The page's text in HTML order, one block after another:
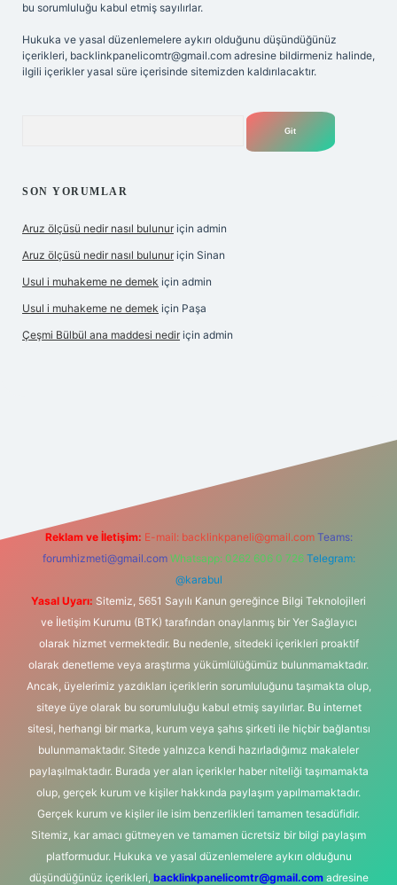
bu sorumluluğu kabul etmiş sayılırlar.
Hukuka ve yasal düzenlemelere aykırı olduğunu düşündüğünüz
içerikleri, backlinkpanelicomtr@gmail.com adresine bildirmeniz halinde,
ilgili içerikler yasal süre içerisinde sitemizden kaldırılacaktır.
SON YORUMLAR
Aruz ölçüsü nedir nasıl bulunur için admin
Aruz ölçüsü nedir nasıl bulunur için Sinan
Usul i muhakeme ne demek için admin
Usul i muhakeme ne demek için Paşa
Çeşmi Bülbül ana maddesi nedir için admin
Reklam ve İletişim: E-mail: backlinkpaneli@gmail.com Teams:
forumhizmeti@gmail.com Whatsapp: 0262 606 0 726 Telegram:
@karabul
Yasal Uyarı: Sitemiz, 5651 Sayılı Kanun gereğince Bilgi Teknolojileri
ve İletişim Kurumu (BTK) tarafından onaylanmış bir Yer Sağlayıcı
olarak hizmet vermektedir. Bu nedenle, sitedeki içerikleri proaktif
olarak denetleme veya araştırma yükümlülüğümüz bulunmamaktadır.
Ancak, üyelerimiz yazdıkları içeriklerin sorumluluğunu taşımakta olup,
siteye üye olarak bu sorumluluğu kabul etmiş sayılırlar. Bu internet
sitesi, herhangi bir marka, kurum veya şahıs şirketi ile hiçbir bağlantısı
bulunmamaktadır. Sitede yalnızca kendi hazırladığımız makaleler
paylaşılmaktadır. Burada yer alan içerikler haber niteliği taşımamakta
olup, gerçek kurum ve kişiler hakkında paylaşım yapılmamaktadır.
Gerçek kurum ve kişiler ile isim benzerlikleri tamamen tesadüfidir.
Sitemiz, kar amacı gütmeyen ve tamamen ücretsiz bir bilgi paylaşım
platformudur. Hukuka ve yasal düzenlemelere aykırı olduğunu
düşündüğünüz içerikleri, backlinkpanelicomtr@gmail.comadresine